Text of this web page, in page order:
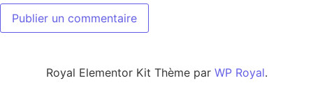
Royal Elementor Kit Thème par WP Royal.